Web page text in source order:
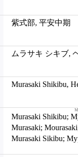
紫式部, 平安中期
ムラサキ シキブ,
Murasaki Shikibu,
Murasaki Shikibu;
Murasaki; Mourasaki, Shikibou; Zi shi bu; Murasaki Šikibu;